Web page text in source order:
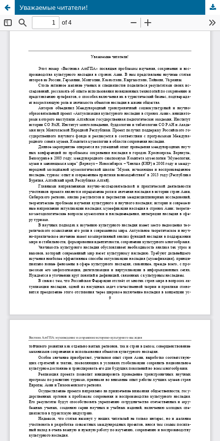
Уважаемые читатели!